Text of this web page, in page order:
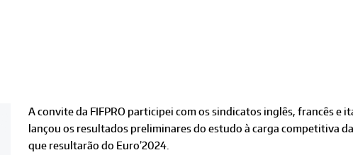
A convite da FIFPRO participei com os sindicatos inglês, francês e
lançou os resultados preliminares do estudo à carga competitiva
que resultarão do Euro’2024.